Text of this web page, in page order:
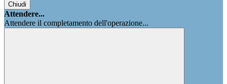
Chiudi
Attendere...
Attendere il completamento dell'operazione...